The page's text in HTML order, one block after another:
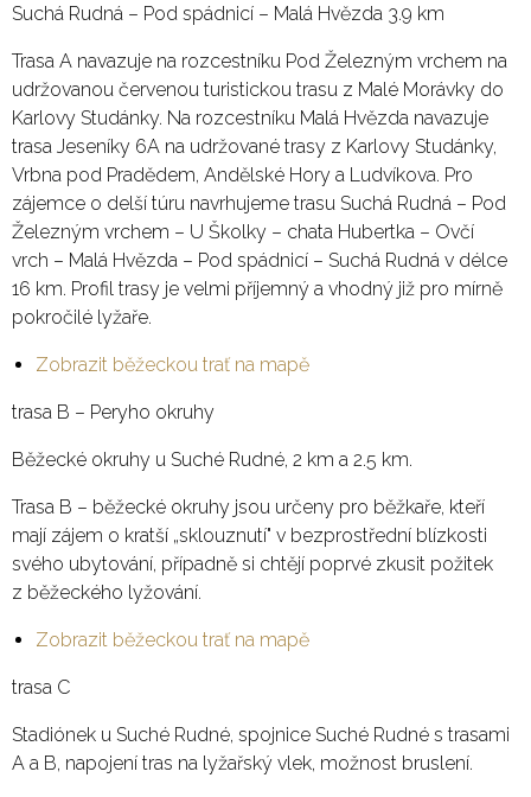
Suchá Rudná – Pod spádnicí – Malá Hvězda 3.9 km
Trasa A navazuje na rozcestníku Pod Železným vrchem na
udržovanou červenou turistickou trasu z Malé Morávky do
Karlovy Studánky. Na rozcestníku Malá Hvězda navazuje
trasa Jeseníky 6A na udržované trasy z Karlovy Studánky,
Vrbna pod Pradědem, Andělské Hory a Ludvíkova. Pro
zájemce o delší túru navrhujeme trasu Suchá Rudná – Pod
Železným vrchem – U Školky – chata Hubertka – Ovčí
vrch – Malá Hvězda – Pod spádnicí – Suchá Rudná v délce
16 km. Profil trasy je velmi příjemný a vhodný již pro mírně
pokročilé lyžaře.
Zobrazit běžeckou trať na mapě
trasa B – Peryho okruhy
Běžecké okruhy u Suché Rudné, 2 km a 2.5 km.
Trasa B – běžecké okruhy jsou určeny pro běžkaře, kteří
mají zájem o kratší „sklouznutí" v bezprostřední blízkosti
svého ubytování, případně si chtějí poprvé zkusit požitek
z běžeckého lyžování.
Zobrazit běžeckou trať na mapě
trasa C
Stadiónek u Suché Rudné, spojnice Suché Rudné s trasami
A a B, napojení tras na lyžařský vlek, možnost bruslení.